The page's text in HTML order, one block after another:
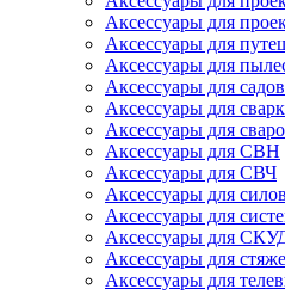
Аксессуары для
Аксессуары для
Аксессуары для
Аксессуары для
Аксессуары для
Аксессуары для
Аксессуары для СВН
Аксессуары для СВЧ
Аксессуары для
Аксессуары для
Аксессуары для
Аксессуары для
Аксессуары для